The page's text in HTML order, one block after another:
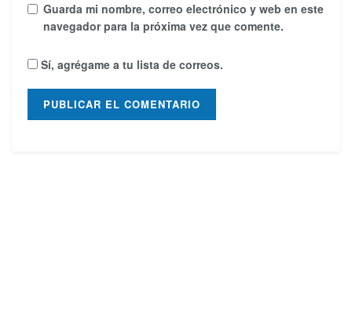
Guarda mi nombre, correo electrónico y web en este
navegador para la próxima vez que comente.
Sí, agrégame a tu lista de correos.